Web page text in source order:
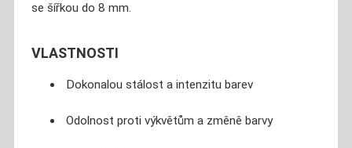
se šířkou do 8 mm.
VLASTNOSTI
Dokonalou stálost a intenzitu barev
Odolnost proti výkvětům a změně barvy